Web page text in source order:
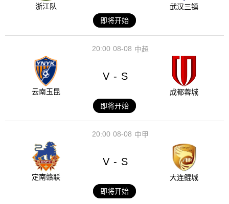
浙江队
武汉三镇
即将开始
08-08
20:00 中超
云南玉昆
V - S
成都蓉城
即将开始
08-08
20:00 中甲
定南赣联
V - S
大连鲲城
即将开始